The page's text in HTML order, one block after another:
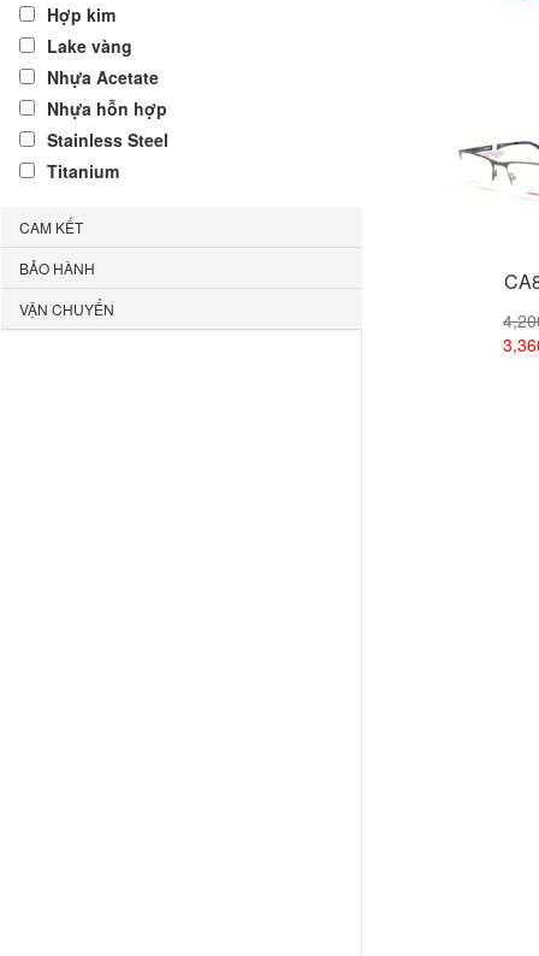
Hợp kim
Lake vàng
Nhựa Acetate
Nhựa hỗn hợp
Stainless Steel
Titanium
CAM KẾT
BẢO HÀNH
VẬN CHUYỂN